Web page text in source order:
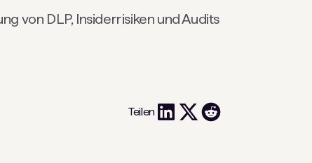
von DLP, Insiderrisiken und Audits
Teilen